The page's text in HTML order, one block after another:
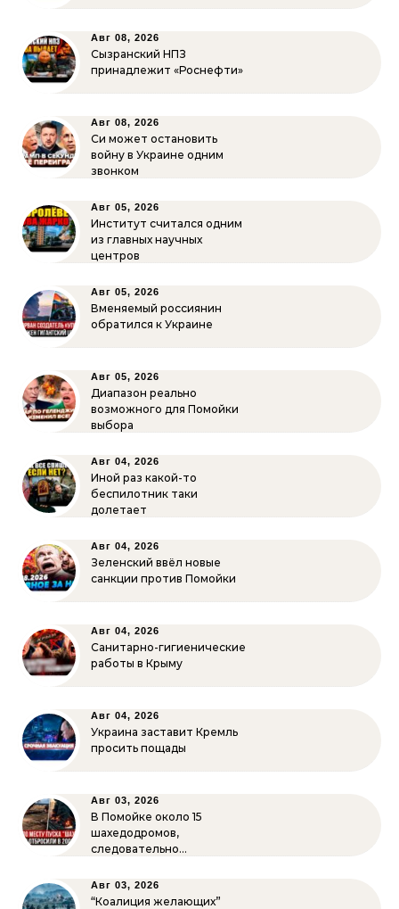
Авг 08, 2026
Сызранский НПЗ
принадлежит «Роснефти»
Авг 08, 2026
Си может остановить
войну в Украине одним
звонком
Авг 05, 2026
Институт считался одним
из главных научных
центров
Авг 05, 2026
Вменяемый россиянин
обратился к Украине
Авг 05, 2026
Диапазон реально
возможного для Помойки
выбора
Авг 04, 2026
Иной раз какой-то
беспилотник таки
долетает
Авг 04, 2026
Зеленский ввёл новые
санкции против Помойки
Авг 04, 2026
Санитарно-гигиенические
работы в Крыму
Авг 04, 2026
Украина заставит Кремль
просить пощады
Авг 03, 2026
В Помойке около 15
шахедодромов,
следовательно…
Авг 03, 2026
“Коалиция желающих”